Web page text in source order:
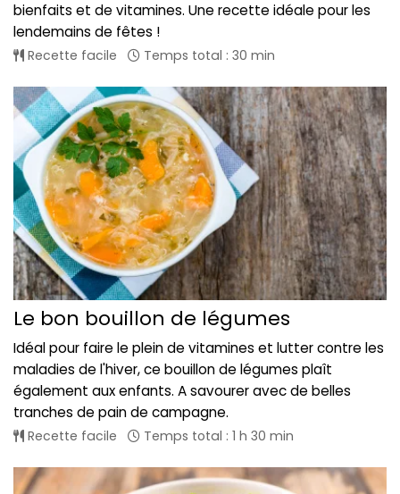
bienfaits et de vitamines. Une recette idéale pour les
lendemains de fêtes !
Recette facile Temps total : 30 min
Le bon bouillon de légumes
Idéal pour faire le plein de vitamines et lutter contre les
maladies de l'hiver, ce bouillon de légumes plaît
également aux enfants. A savourer avec de belles
tranches de pain de campagne.
Recette facile Temps total : 1 h 30 min